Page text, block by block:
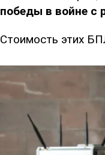
победы в войне с
Стоимость этих